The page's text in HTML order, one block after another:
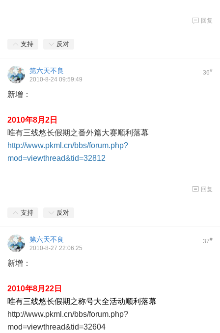
回复
支持 反对
36#
第六天不良
2010-8-24 09:59:49
新增：
2010年8月2日
唯有三线悠长假期之番外篇大赛顺利落幕
http://www.pkml.cn/bbs/forum.php?
mod=viewthread&tid=32812
回复
支持 反对
37#
第六天不良
2010-8-27 22:06:25
新增：
2010年8月22日
唯有三线悠长假期之称号大全活动顺利落幕
http://www.pkml.cn/bbs/forum.php?
mod=viewthread&tid=32604